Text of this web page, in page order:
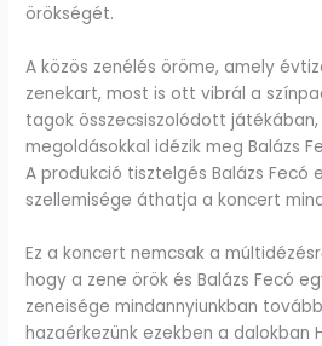
örökségét.
A közös zenélés öröme, amely
zenekart, most is ott vibrál a
tagok összecsiszolódott
megoldásokkal idézik meg Balázs
A produkció tisztelgés Balázs Fecó
szellemisége áthatja a koncert
Ez a koncert nemcsak a
hogy a zene örök és Balázs Fecó
zeneisége mindannyiunkban
hazaérkezünk ezekben a dalokban